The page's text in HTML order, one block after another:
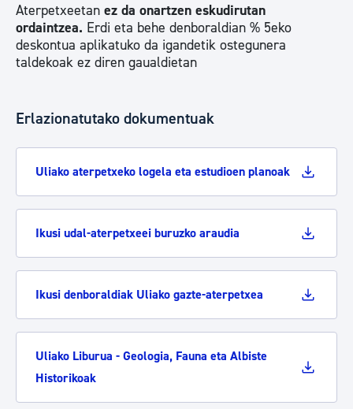
Aterpetxeetan ez da onartzen eskudirutan
ordaintzea. Erdi eta behe denboraldian % 5eko
deskontua aplikatuko da igandetik ostegunera
taldekoak ez diren gaualdietan
Erlazionatutako dokumentuak
Uliako aterpetxeko logela eta estudioen planoak
Ikusi udal-aterpetxeei buruzko araudia
Ikusi denboraldiak Uliako gazte-aterpetxea
Uliako Liburua - Geologia, Fauna eta Albiste
Historikoak